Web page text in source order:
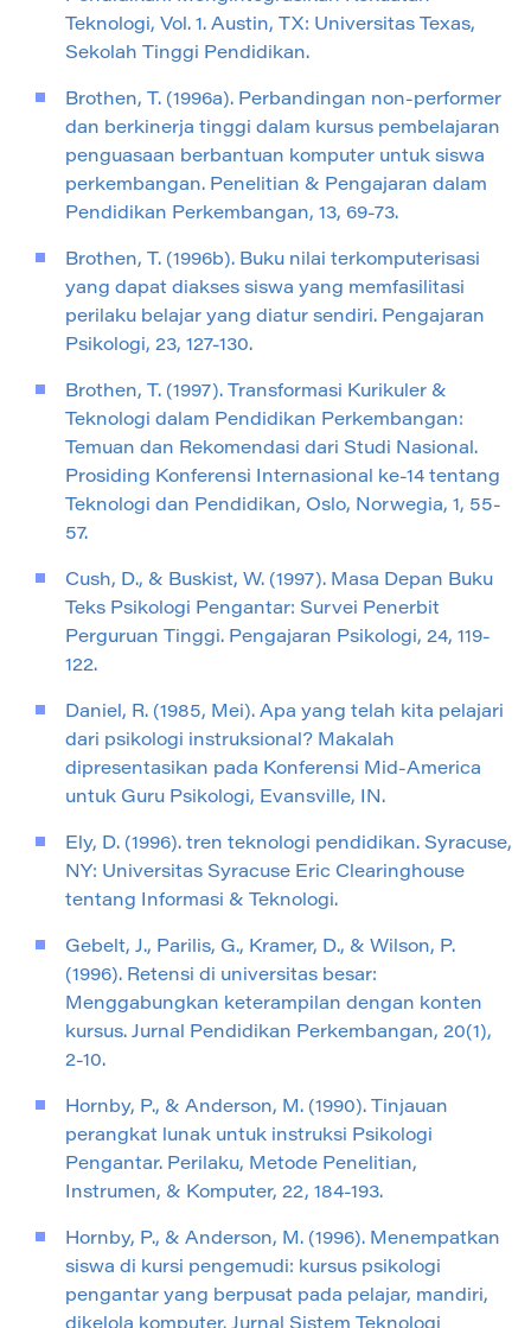
Teknologi, Vol. 1. Austin, TX: Universitas Texas,
Sekolah Tinggi Pendidikan.
Brothen, T. (1996a). Perbandingan non-performer
dan berkinerja tinggi dalam kursus pembelajaran
penguasaan berbantuan komputer untuk siswa
perkembangan. Penelitian & Pengajaran dalam
Pendidikan Perkembangan, 13, 69-73.
Brothen, T. (1996b). Buku nilai terkomputerisasi
yang dapat diakses siswa yang memfasilitasi
perilaku belajar yang diatur sendiri. Pengajaran
Psikologi, 23, 127-130.
Brothen, T. (1997). Transformasi Kurikuler &
Teknologi dalam Pendidikan Perkembangan:
Temuan dan Rekomendasi dari Studi Nasional.
Prosiding Konferensi Internasional ke-14 tentang
Teknologi dan Pendidikan, Oslo, Norwegia, 1, 55-
57.
Cush, D., & Buskist, W. (1997). Masa Depan Buku
Teks Psikologi Pengantar: Survei Penerbit
Perguruan Tinggi. Pengajaran Psikologi, 24, 119-
122.
Daniel, R. (1985, Mei). Apa yang telah kita pelajari
dari psikologi instruksional? Makalah
dipresentasikan pada Konferensi Mid-America
untuk Guru Psikologi, Evansville, IN.
Ely, D. (1996). tren teknologi pendidikan. Syracuse,
NY: Universitas Syracuse Eric Clearinghouse
tentang Informasi & Teknologi.
Gebelt, J., Parilis, G., Kramer, D., & Wilson, P.
(1996). Retensi di universitas besar:
Menggabungkan keterampilan dengan konten
kursus. Jurnal Pendidikan Perkembangan, 20(1),
2-10.
Hornby, P., & Anderson, M. (1990). Tinjauan
perangkat lunak untuk instruksi Psikologi
Pengantar. Perilaku, Metode Penelitian,
Instrumen, & Komputer, 22, 184-193.
Hornby, P., & Anderson, M. (1996). Menempatkan
siswa di kursi pengemudi: kursus psikologi
pengantar yang berpusat pada pelajar, mandiri,